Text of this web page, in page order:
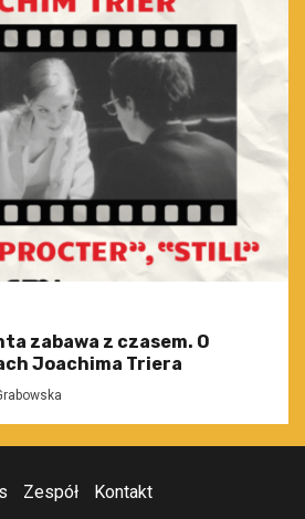
zabawa z czasem. O
Joachima Triera
Zespół Kontakt